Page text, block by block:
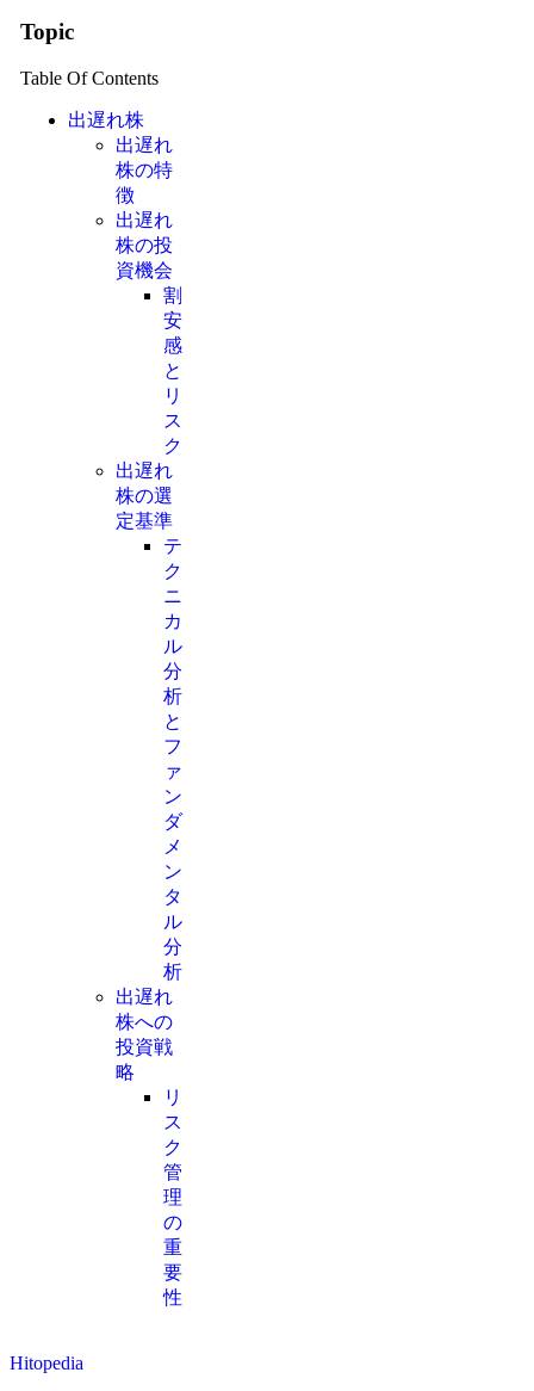
Topic
Table Of Contents
出遅れ株
出遅れ
株の特
徴
出遅れ
株の投
資機会
割
安
感
と
リ
ス
ク
出遅れ
株の選
定基準
テ
ク
ニ
カ
ル
分
析
と
フ
ァ
ン
ダ
メ
ン
タ
ル
分
析
出遅れ
株への
投資戦
略
リ
ス
ク
管
理
の
重
要
性
Hitopedia